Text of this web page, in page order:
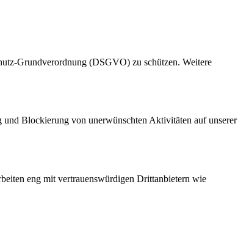
Grundverordnung (DSGVO) zu schützen. Weitere
Blockierung von unerwünschten Aktivitäten auf unserer
eng mit vertrauenswürdigen Drittanbietern wie